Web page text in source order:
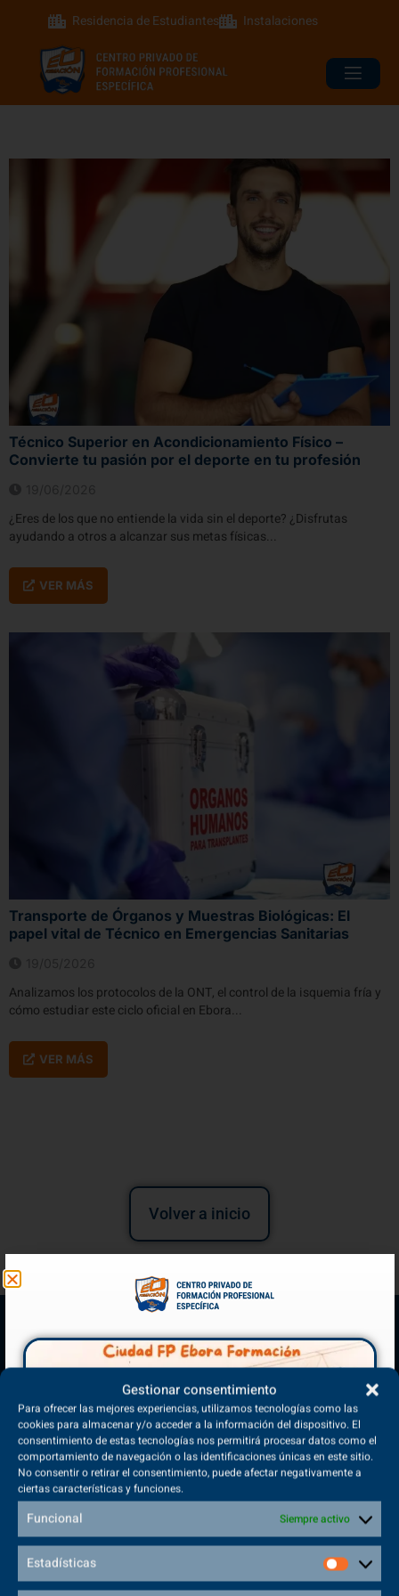
Gestionar consentimiento
Para ofrecer las mejores experiencias, utilizamos tecnologías como las
cookies para almacenar y/o acceder a la información del dispositivo. El
consentimiento de estas tecnologías nos permitirá procesar datos como el
comportamiento de navegación o las identificaciones únicas en este sitio.
No consentir o retirar el consentimiento, puede afectar negativamente a
ciertas características y funciones.
Funcional Siempre activo
Estadísticas
Residencia de Estudiantes Instalaciones
Técnico Superior en Acondicionamiento Físico –
Convierte tu pasión por el deporte en tu profesión
¿Eres de los que no entiende la vida sin el deporte? ¿Disfrutas
ayudando a otros a alcanzar sus metas físicas...
VER MÁS
Transporte de Órganos y Muestras Biológicas: El
papel vital de Técnico en Emergencias Sanitarias
Analizamos los protocolos de la ONT, el control de la isquemia fría y
cómo estudiar este ciclo oficial en Ebora...
VER MÁS
Volver a inicio
(+34) 925 68 38 67
Teléfono de Contacto